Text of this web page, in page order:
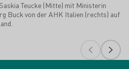
Teucke (Mitte) mit Ministerin
Buck von der AHK Italien (rechts) auf